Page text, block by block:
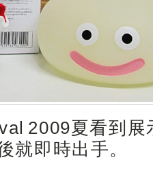
2009夏看到展
就即時出手。